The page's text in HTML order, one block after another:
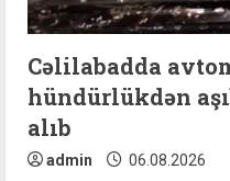
Cəlilabadda
hündürlükdən
alıb
admin 06.08.2026